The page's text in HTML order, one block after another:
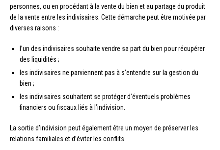
personnes, ou en procédant à la vente du bien et au partage du produit
de la vente entre les indivisaires. Cette démarche peut être motivée par
diverses raisons :
l’un des indivisaires souhaite vendre sa part du bien pour récupérer
des liquidités ;
les indivisaires ne parviennent pas à s’entendre sur la gestion du
bien ;
les indivisaires souhaitent se protéger d’éventuels problèmes
financiers ou fiscaux liés à l’indivision.
La sortie d’indivision peut également être un moyen de préserver les
relations familiales et d’éviter les conflits.